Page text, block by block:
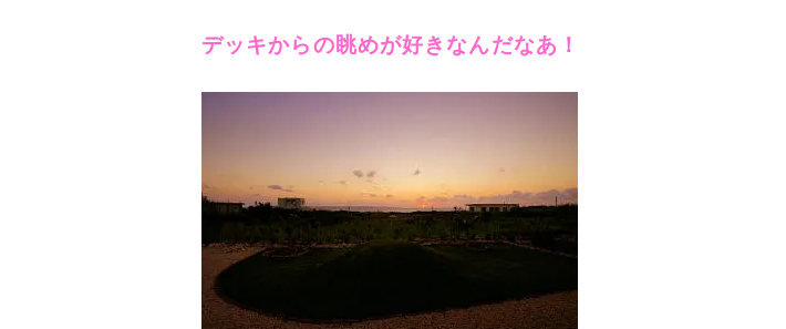
デッキからの眺めが好きなんだなあ！